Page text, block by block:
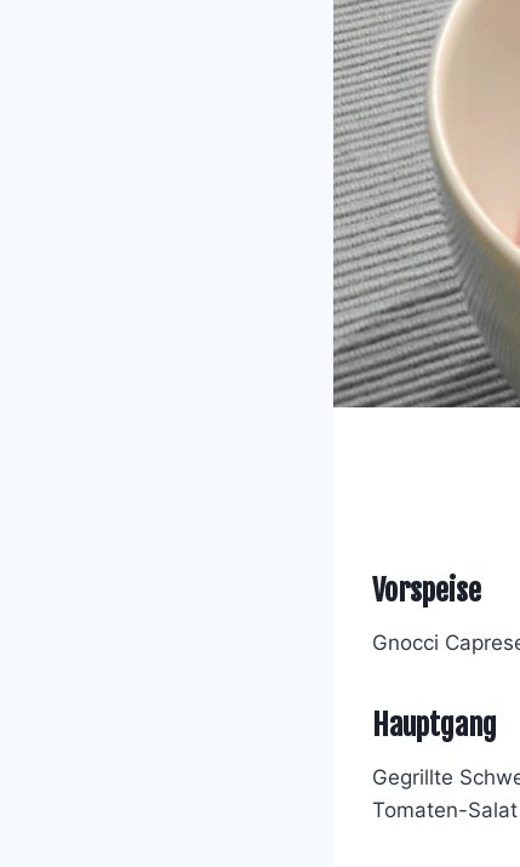
Vorspeise
Gnocci
Hauptgang
Gegrillte
Tomaten-Salat